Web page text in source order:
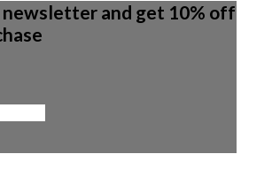
newsletter and get 10% off